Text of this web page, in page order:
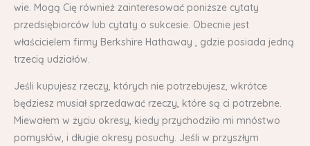
wie. Mogą Cię również zainteresować poniższe cytaty
przedsiębiorców lub cytaty o sukcesie. Obecnie jest
właścicielem firmy Berkshire Hathaway , gdzie posiada jedną
trzecią udziałów.
Jeśli kupujesz rzeczy, których nie potrzebujesz, wkrótce
będziesz musiał sprzedawać rzeczy, które są ci potrzebne.
Miewałem w życiu okresy, kiedy przychodziło mi mnóstwo
pomysłów, i długie okresy posuchy. Jeśli w przyszłym